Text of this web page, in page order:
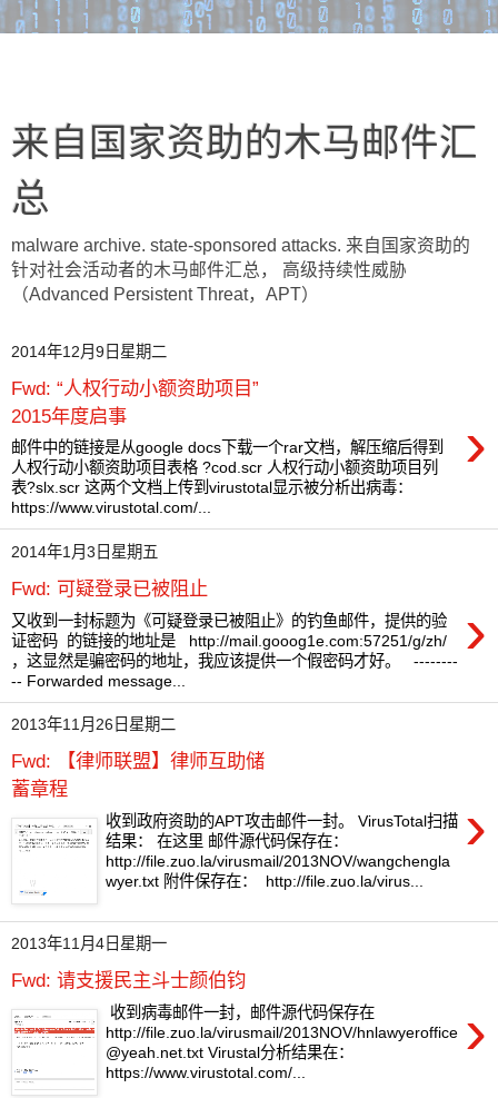
来自国家资助的木马邮件汇
总
malware archive. state-sponsored attacks. 来自国家资助的
针对社会活动者的木马邮件汇总， 高级持续性威胁
（Advanced Persistent Threat，APT）
2014年12月9日星期二
Fwd: “人权行动小额资助项目”
2015年度启事
›
邮件中的链接是从google docs下载一个rar文档，解压缩后得到
人权行动小额资助项目表格 ?cod.scr 人权行动小额资助项目列
表?slx.scr 这两个文档上传到virustotal显示被分析出病毒：
https://www.virustotal.com/...
2014年1月3日星期五
Fwd: 可疑登录已被阻止
›
又收到一封标题为《可疑登录已被阻止》的钓鱼邮件，提供的验
证密码 的链接的地址是 http://mail.gooog1e.com:57251/g/zh/
，这显然是骗密码的地址，我应该提供一个假密码才好。 --------
-- Forwarded message...
2013年11月26日星期二
Fwd: 【律师联盟】律师互助储
蓄章程
›
收到政府资助的APT攻击邮件一封。 VirusTotal扫描
结果： 在这里 邮件源代码保存在：
http://file.zuo.la/virusmail/2013NOV/wangchengla
wyer.txt 附件保存在： http://file.zuo.la/virus...
2013年11月4日星期一
Fwd: 请支援民主斗士颜伯钧
›
收到病毒邮件一封，邮件源代码保存在
http://file.zuo.la/virusmail/2013NOV/hnlawyeroffice
@yeah.net.txt Virustal分析结果在：
https://www.virustotal.com/...